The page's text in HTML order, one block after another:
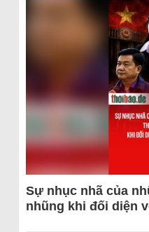
Sự nhục nhã của
nhũng khi đối diện